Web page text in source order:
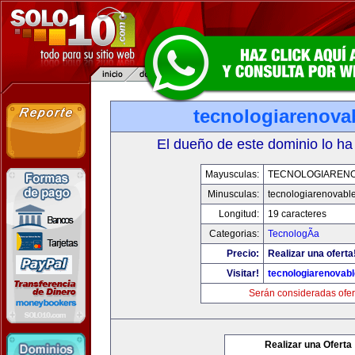
El dueño de este dominio lo
Mayusculas:
Minusculas:
Longitud:
19 caracteres
Categorias:
TecnologÃ­a
Precio:
Realizar una
Visitar!
Serán consideradas
Realizar una Oferta